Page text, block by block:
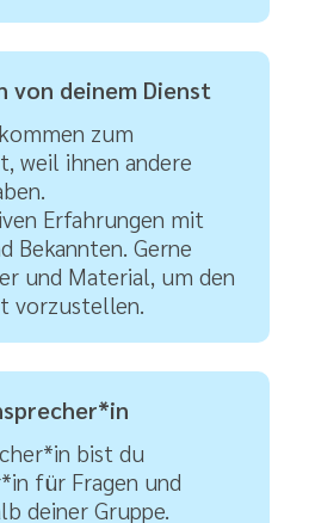
von deinem Dienst
zum
weil ihnen andere
Erfahrungen mit
Bekannten. Gerne
und Material, um den
vorzustellen.
bist du
für Fragen und
deiner Gruppe.